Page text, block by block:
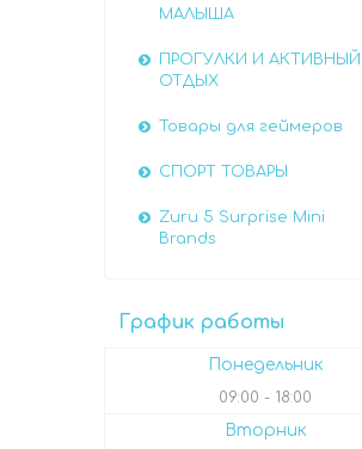
МАЛЫША
ПРОГУЛКИ И АКТИВНЫЙ
ОТДЫХ
Товары для геймеров
СПОРТ ТОВАРЫ
Zuru 5 Surprise Mini
Brands
График работы
Понедельник
09:00 18:00
Вторник